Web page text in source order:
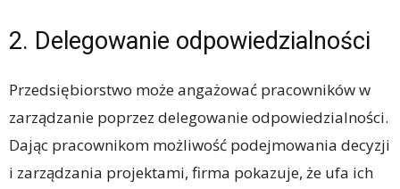
2. Delegowanie odpowiedzialności
Przedsiębiorstwo może angażować pracowników w
zarządzanie poprzez delegowanie odpowiedzialności.
Dając pracownikom możliwość podejmowania decyzji
i zarządzania projektami, firma pokazuje, że ufa ich